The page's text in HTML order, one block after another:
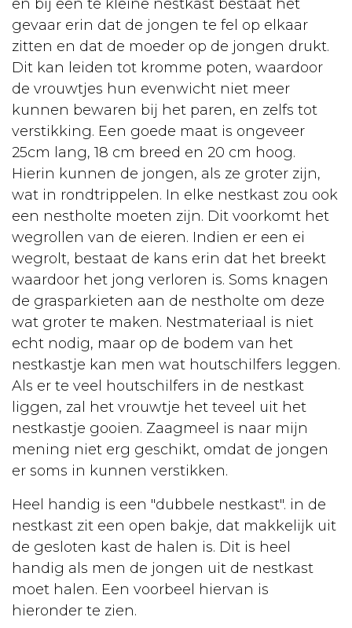
en bij een te kleine nestkast bestaat het
gevaar erin dat de jongen te fel op elkaar
zitten en dat de moeder op de jongen drukt.
Dit kan leiden tot kromme poten, waardoor
de vrouwtjes hun evenwicht niet meer
kunnen bewaren bij het paren, en zelfs tot
verstikking. Een goede maat is ongeveer
25cm lang, 18 cm breed en 20 cm hoog.
Hierin kunnen de jongen, als ze groter zijn,
wat in rondtrippelen. In elke nestkast zou ook
een nestholte moeten zijn. Dit voorkomt het
wegrollen van de eieren. Indien er een ei
wegrolt, bestaat de kans erin dat het breekt
waardoor het jong verloren is. Soms knagen
de grasparkieten aan de nestholte om deze
wat groter te maken. Nestmateriaal is niet
echt nodig, maar op de bodem van het
nestkastje kan men wat houtschilfers leggen.
Als er te veel houtschilfers in de nestkast
liggen, zal het vrouwtje het teveel uit het
nestkastje gooien. Zaagmeel is naar mijn
mening niet erg geschikt, omdat de jongen
er soms in kunnen verstikken.
Heel handig is een "dubbele nestkast". in de
nestkast zit een open bakje, dat makkelijk uit
de gesloten kast de halen is. Dit is heel
handig als men de jongen uit de nestkast
moet halen. Een voorbeel hiervan is
hieronder te zien.